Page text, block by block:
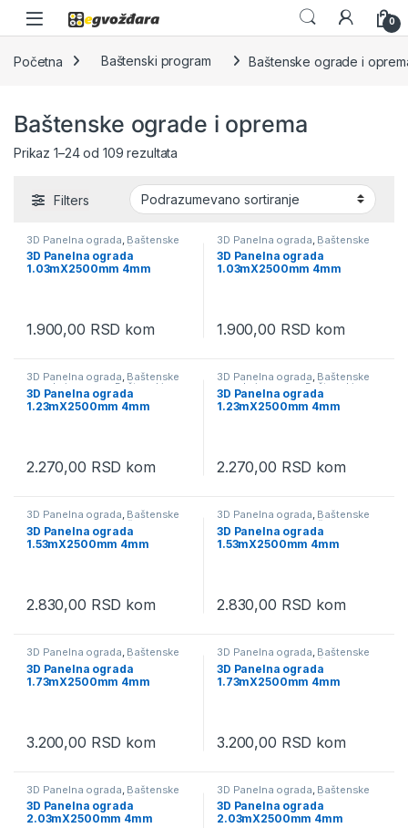
Skip to navigation
Skip to content
0
Početna Baštenski program Baštenske ograde i
Baštenske ograde i oprema
Prikaz 1–24 od 109 rezultata
Filters
3D Panelna ograda Baštenske
ograde i oprema Baštenski
program
3D Panelna ograda
1.03mX2500mm 4mm
1.900,00 RSD kom
3D Panelna ograda Baštenske
ograde i oprema Baštenski
program
3D Panelna ograda
1.03mX2500mm 4mm
1.900,00 RSD kom
3D Panelna ograda, Baštenske
ograde i oprema Baštenski
program
3D Panelna ograda
1.23mX2500mm 4mm
2.270,00 RSD kom
3D Panelna ograda, Baštenske
ograde i oprema Baštenski
program
3D Panelna ograda
1.23mX2500mm 4mm
2.270,00 RSD kom
3D Panelna ograda, Baštenske
ograde i oprema Baštenski
program
3D Panelna ograda
1.53mX2500mm 4mm
2.830,00 RSD kom
3D Panelna ograda, Baštenske
ograde i oprema Baštenski
program
3D Panelna ograda
1.53mX2500mm 4mm
2.830,00 RSD kom
3D Panelna ograda, Baštenske
ograde i oprema Baštenski
program
3D Panelna ograda
1.73mX2500mm 4mm
3.200,00 RSD kom
3D Panelna ograda, Baštenske
ograde i oprema Baštenski
program
3D Panelna ograda
1.73mX2500mm 4mm
3.200,00 RSD kom
3D Panelna ograda Baštenske
ograde i oprema Baštenski
program
3D Panelna ograda
2.03mX2500mm 4mm
3D Panelna ograda Baštenske
ograde i oprema Baštenski
program
3D Panelna ograda
2.03mX2500mm 4mm